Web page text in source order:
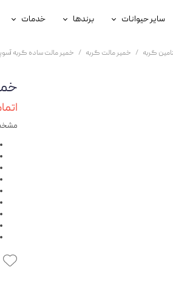
سایر حیوانات
محصولات پرندگان
برندها
جوسرا
خدمات
خدمات
گربه خمیر مالت گربه خمیر مالت ساده گربه آسوپت